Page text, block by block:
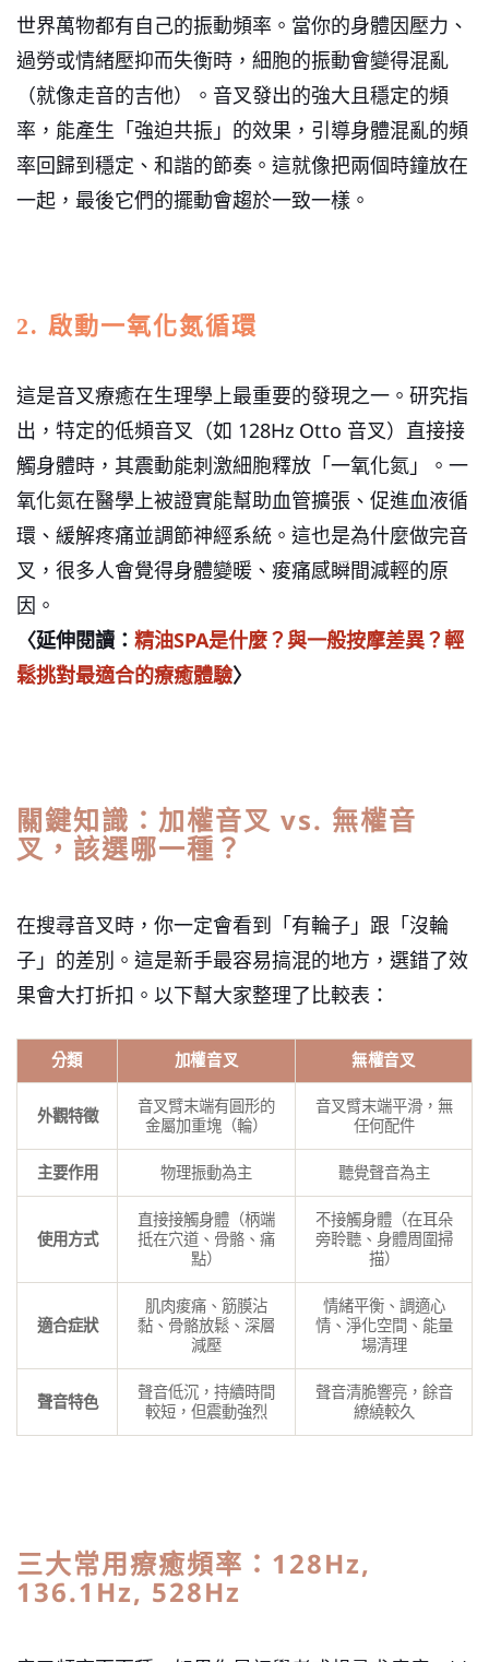
世界萬物都有自己的振動頻率。當你的身體因壓力、
過勞或情緒壓抑而失衡時，細胞的振動會變得混亂
（就像走音的吉他）。音叉發出的強大且穩定的頻
率，能產生「強迫共振」的效果，引導身體混亂的頻
率回歸到穩定、和諧的節奏。這就像把兩個時鐘放在
一起，最後它們的擺動會趨於一致一樣。
2. 啟動一氧化氮循環
這是音叉療癒在生理學上最重要的發現之一。研究指
出，特定的低頻音叉（如 128Hz Otto 音叉）直接接
觸身體時，其震動能刺激細胞釋放「一氧化氮」。一
氧化氮在醫學上被證實能幫助血管擴張、促進血液循
環、緩解疼痛並調節神經系統。這也是為什麼做完音
叉，很多人會覺得身體變暖、痠痛感瞬間減輕的原
因。
〈延伸閱讀： 精油SPA是什麼？與一般按摩差異？輕
鬆挑對最適合的療癒體驗〉
關鍵知識：加權音叉 vs. 無權音
叉，該選哪一種？
在搜尋音叉時，你一定會看到「有輪子」跟「沒輪
子」的差別。這是新手最容易搞混的地方，選錯了效
果會大打折扣。以下幫大家整理了比較表：
分類 加權音叉 無權音叉
外觀特徵
音叉臂末端有圓形的
金屬加重塊（輪）
音叉臂末端平滑，無
任何配件
主要作用 物理振動為主 聽覺聲音為主
使用方式
直接接觸身體（柄端
抵在穴道、骨骼、痛
點）
不接觸身體（在耳朵
旁聆聽、身體周圍掃
描）
適合症狀
肌肉痠痛、筋膜沾
黏、骨骼放鬆、深層
減壓
情緒平衡、調適心
情、淨化空間、能量
場清理
聲音特色
聲音低沉，持續時間
較短，但震動強烈
聲音清脆響亮，餘音
繚繞較久
三大常用療癒頻率：128Hz,
136.1Hz, 528Hz